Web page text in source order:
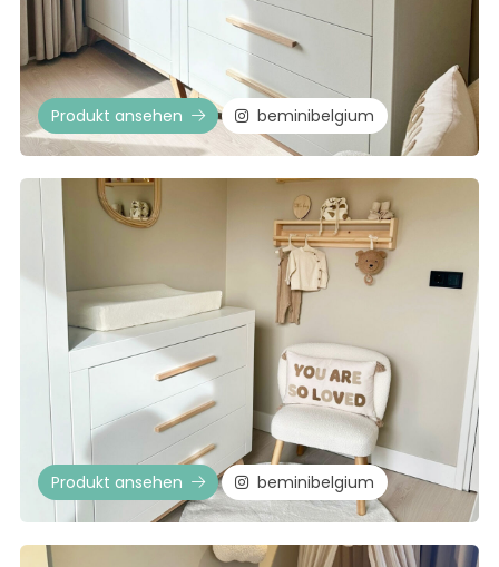
Produkt ansehen beminibelgium
Produkt ansehen beminibelgium